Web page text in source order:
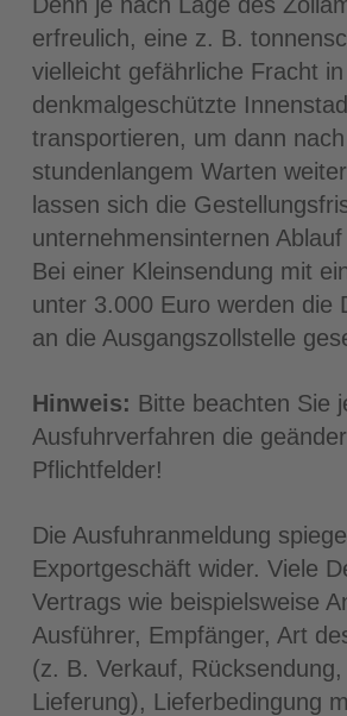
erfreulich, eine z. B.
vielleicht gefährliche Fracht
denkmalgeschützte
transportieren, um dann nach
stundenlangem Warten
lassen sich die
unternehmensinternen
Bei einer Kleinsendung mit
unter 3.000 Euro werden die
an die Ausgangszollstelle
Hinweis: Bitte beachten Sie
Ausfuhrverfahren die
Pflichtfelder!
Die Ausfuhranmeldung
Exportgeschäft wider. Viele
Vertrags wie beispielsweise
Ausführer, Empfänger, Art
(z. B. Verkauf,
Lieferung), Lieferbedingung